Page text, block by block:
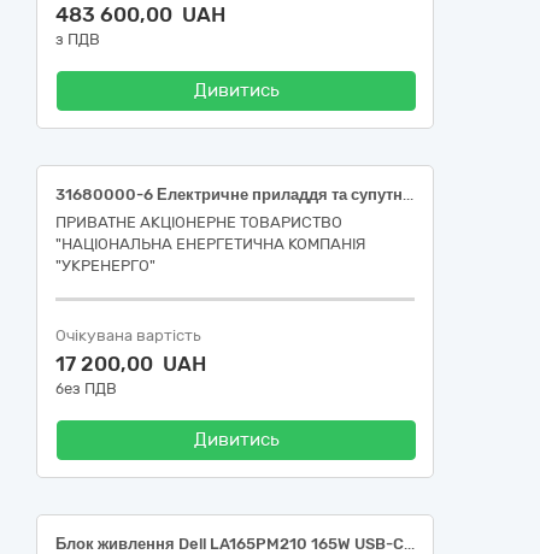
483 600,00 UAH
з ПДВ
Дивитись
31680000-6 Електричне приладдя та супутні товари до електричного обладнання Затискачі типу «крокодил» (для БудРем)
ПРИВАТНЕ АКЦІОНЕРНЕ ТОВАРИСТВО
"НАЦІОНАЛЬНА ЕНЕРГЕТИЧНА КОМПАНІЯ
"УКРЕНЕРГО"
Очікувана вартість
17 200,00 UAH
без ПДВ
Дивитись
Блок живлення Dell LA165PM210 165W USB-C GaN